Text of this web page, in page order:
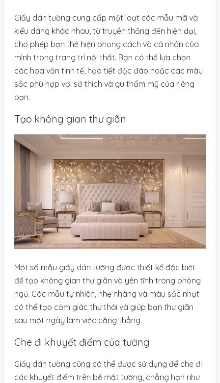
Giấy dán tường cung cấp một loạt các mẫu mã và
kiểu dáng khác nhau, từ truyền thống đến hiện đại,
cho phép bạn thể hiện phong cách và cá nhân của
mình trong trang trí nội thất. Bạn có thể lựa chọn
các hoa văn tinh tế, họa tiết độc đáo hoặc các màu
sắc phù hợp với sở thích và gu thẩm mỹ của riêng
bạn.
Tạo không gian thư giãn
Một số mẫu giấy dán tường được thiết kế đặc biệt
để tạo không gian thư giãn và yên tĩnh trong phòng
ngủ. Các mẫu tự nhiên, nhẹ nhàng và màu sắc nhạt
có thể tạo cảm giác thư thái và giúp bạn thư giãn
sau một ngày làm việc căng thẳng.
Che đi khuyết điểm của tường
Giấy dán tường cũng có thể được sử dụng để che đi
các khuyết điểm trên bề mặt tường, chẳng hạn như